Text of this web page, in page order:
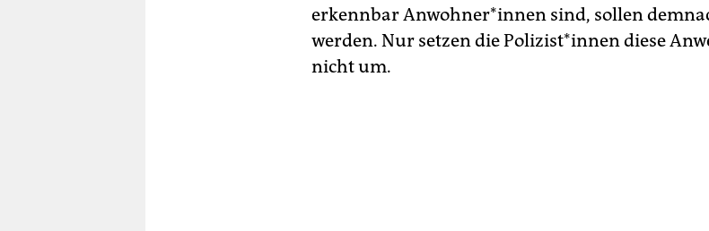
erkennbar Anwohner*innen sind, sollen
werden. Nur setzen die Polizist*innen diese
nicht um.